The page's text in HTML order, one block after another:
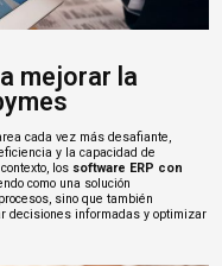
mejorar la
cada vez más desafiante,
y la capacidad de
los software ERP con
como una solución
sino que también
decisiones informadas y optimizar